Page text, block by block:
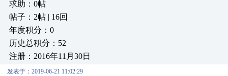
求助：0帖
帖子：2帖 | 16回
年度积分：0
历史总积分：52
注册：2016年11月30日
发表于：2019-06-21 11:02:29